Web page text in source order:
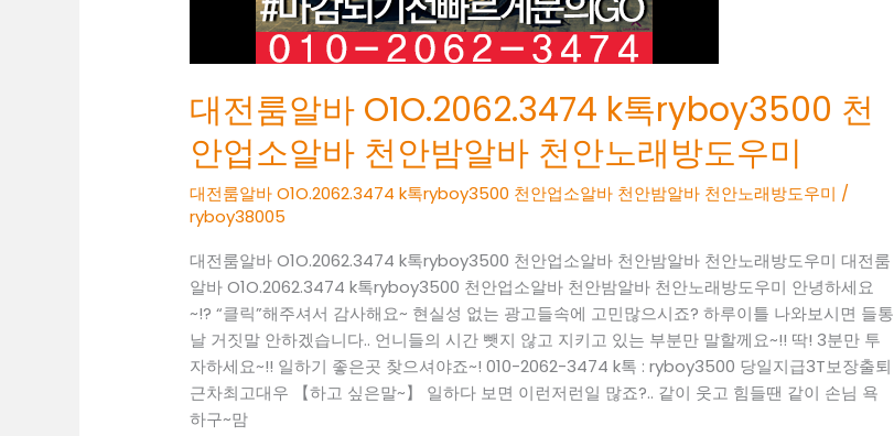
대전룸알바 O1O.2062.3474 k톡ryboy3500 천
안업소알바 천안밤알바 천안노래방도우미
대전룸알바 O1O.2062.3474 k톡ryboy3500 천안업소알바 천안밤알바 천안노래방도우미 /
ryboy38005
대전룸알바 O1O.2062.3474 k톡ryboy3500 천안업소알바 천안밤알바 천안노래방도우미 대전룸
알바 O1O.2062.3474 k톡ryboy3500 천안업소알바 천안밤알바 천안노래방도우미 안녕하세요
~!? “클릭”해주셔서 감사해요~ 현실성 없는 광고들속에 고민많으시죠? 하루이틀 나와보시면 들통
날 거짓말 안하겠습니다.. 언니들의 시간 뺏지 않고 지키고 있는 부분만 말할께요~!! 딱! 3분만 투
자하세요~!! 일하기 좋은곳 찾으셔야죠~! 010-2062-3474 k톡 : ryboy3500 당일지급3T보장출퇴
근차최고대우 【하고 싶은말~】 일하다 보면 이런저런일 많죠?.. 같이 웃고 힘들땐 같이 손님 욕
하구~맘
안
알
바
천
안
노
래
방
도
우
미